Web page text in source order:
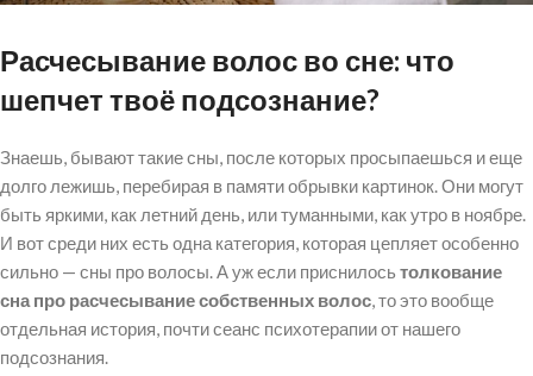
Расчесывание волос во сне: что
шепчет твоё подсознание?
Знаешь, бывают такие сны, после которых просыпаешься и еще
долго лежишь, перебирая в памяти обрывки картинок. Они могут
быть яркими, как летний день, или туманными, как утро в ноябре.
И вот среди них есть одна категория, которая цепляет особенно
сильно — сны про волосы. А уж если приснилось толкование
сна про расчесывание собственных волос, то это вообще
отдельная история, почти сеанс психотерапии от нашего
подсознания.